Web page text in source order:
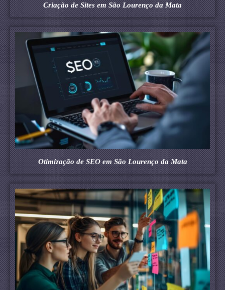
Criação de Sites em São Lourenço da Mata
Otimização de SEO em São Lourenço da Mata